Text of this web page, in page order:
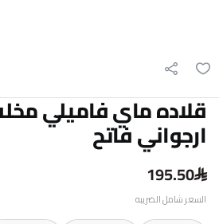
قلاده ماي فاميلي
ارجواني فاتح
195.50
السعر شامل الضريبه